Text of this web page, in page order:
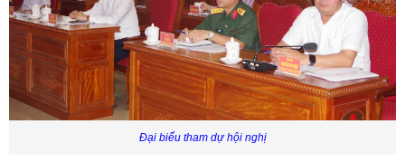
Đại biểu tham dự hội nghị